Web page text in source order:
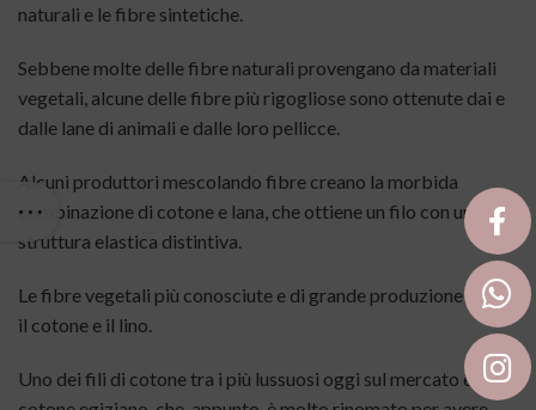
naturali e le fibre sintetiche.
Sebbene molte delle fibre naturali provengano da materiali
vegetali, alcune delle fibre più rigogliose sono ottenute dai e
dalle lane di animali e dalle loro pellicce.
Alcuni produttori mescolando fibre creano la morbida
combinazione di cotone e lana, che ottiene un filo con una
struttura elastica distintiva.
Le fibre vegetali più conosciute e di grande produzione sono
il cotone e il lino.
Uno dei fili di cotone tra i più lussuosi oggi sul mercato è il